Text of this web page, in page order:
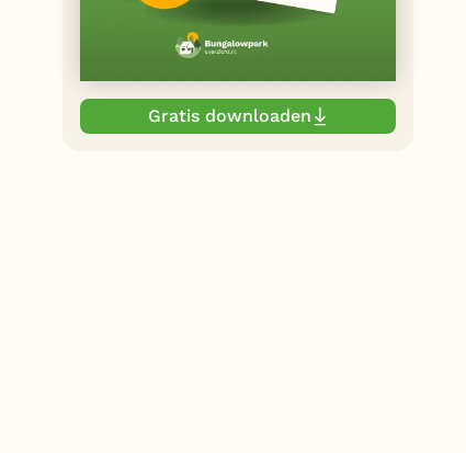
Gratis downloaden